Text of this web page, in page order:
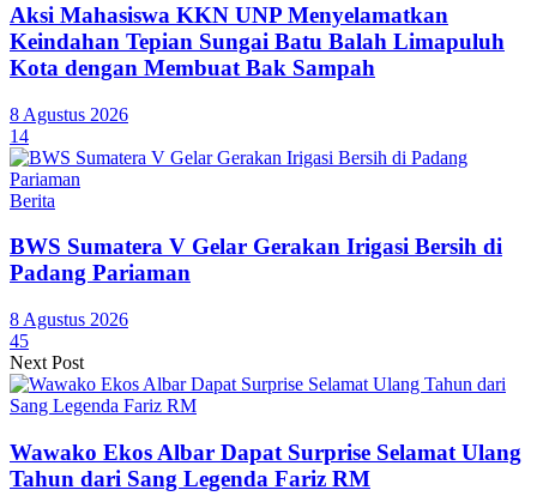
Aksi Mahasiswa KKN UNP Menyelamatkan
Keindahan Tepian Sungai Batu Balah Limapuluh
Kota dengan Membuat Bak Sampah
8 Agustus 2026
14
Berita
BWS Sumatera V Gelar Gerakan Irigasi Bersih di
Padang Pariaman
8 Agustus 2026
45
Next Post
Wawako Ekos Albar Dapat Surprise Selamat Ulang
Tahun dari Sang Legenda Fariz RM